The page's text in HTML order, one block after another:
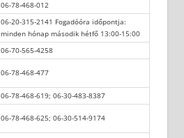
06-78-468-012
06-20-315-2141 Fogadóóra időpontja:
minden hónap második hétfő 13:00-15:00
06-70-565-4258
06-78-468-477
06-78-468-619; 06-30-483-8387
06-78-468-625; 06-30-514-9174